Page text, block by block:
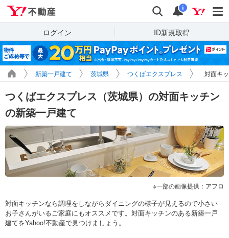
検索 通知
i
ログイン ID新規取得
新築一戸建て 茨城県 つくばエクスプレス 対面キ
つくばエクスプレス（茨城県）の対面キッチン
の新築一戸建て
一部の画像提供：アフロ
対面キッチンなら調理をしながらダイニングの様子が見えるので小さい
お子さんがいるご家庭にもオススメです。対面キッチンのある新築一戸
建てをYahoo!不動産で見つけましょう。